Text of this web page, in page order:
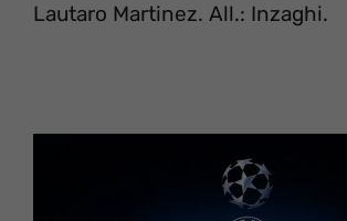
Lautaro Martinez. All.: Inzaghi.